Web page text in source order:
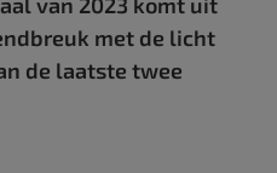
met de licht
de laatste twee